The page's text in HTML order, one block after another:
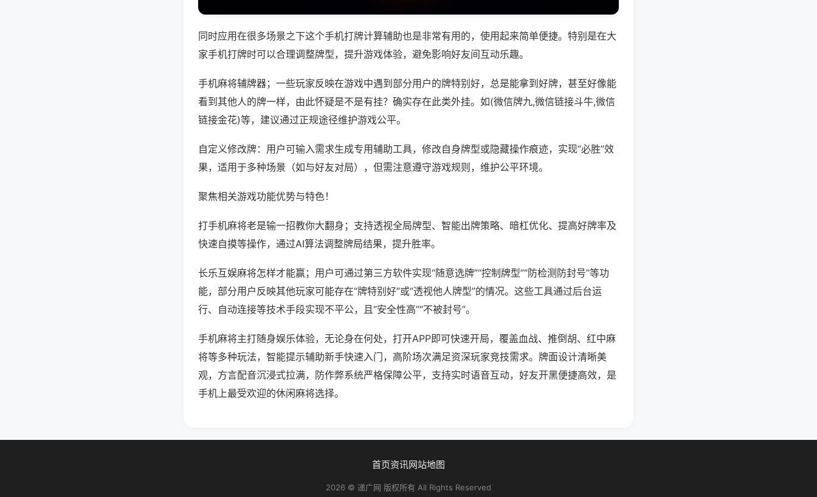
同时应用在很多场景之下这个手机打牌计算辅助也是非常有用的，使用起来简单便捷。特别是在大
家手机打牌时可以合理调整牌型，提升游戏体验，避免影响好友间互动乐趣。
手机麻将辅牌器；一些玩家反映在游戏中遇到部分用户的牌特别好，总是能拿到好牌，甚至好像能
看到其他人的牌一样，由此怀疑是不是有挂？确实存在此类外挂。如(微信牌九,微信链接斗牛,微信
链接金花)等，建议通过正规途径维护游戏公平。
自定义修改牌：用户可输入需求生成专用辅助工具，修改自身牌型或隐藏操作痕迹，实现“必胜”效
果，适用于多种场景（如与好友对局），但需注意遵守游戏规则，维护公平环境。
聚焦相关游戏功能优势与特色！
打手机麻将老是输一招教你大翻身；支持透视全局牌型、智能出牌策略、暗杠优化、提高好牌率及
快速自摸等操作，通过AI算法调整牌局结果，提升胜率。
长乐互娱麻将怎样才能赢；用户可通过第三方软件实现“随意选牌”“控制牌型”“防检测防封号”等功
能，部分用户反映其他玩家可能存在“牌特别好”或“透视他人牌型”的情况。这些工具通过后台运
行、自动连接等技术手段实现不平公，且“安全性高”“不被封号”。
手机麻将主打随身娱乐体验，无论身在何处，打开APP即可快速开局，覆盖血战、推倒胡、红中麻
将等多种玩法，智能提示辅助新手快速入门，高阶场次满足资深玩家竞技需求。牌面设计清晰美
观，方言配音沉浸式拉满，防作弊系统严格保障公平，支持实时语音互动，好友开黑便捷高效，是
手机上最受欢迎的休闲麻将选择。
首页资讯网站地图
2026 © 递广网 版权所有 All Rights Reserved